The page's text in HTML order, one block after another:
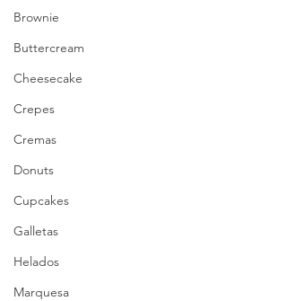
Brownie
Buttercream
Cheesecake
Crepes
Cremas
Donuts
Cupcakes
Galletas
Helados
Marquesa